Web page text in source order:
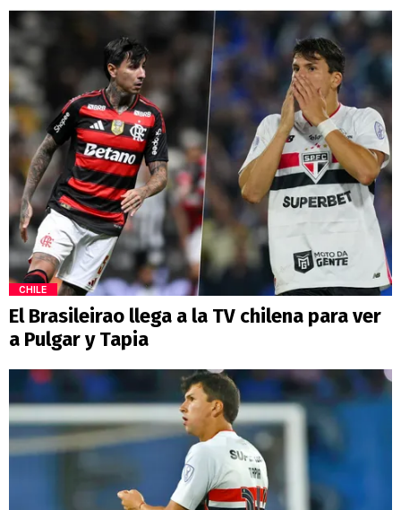
CHILE
El Brasileirao llega a la TV chilena para ver
a Pulgar y Tapia